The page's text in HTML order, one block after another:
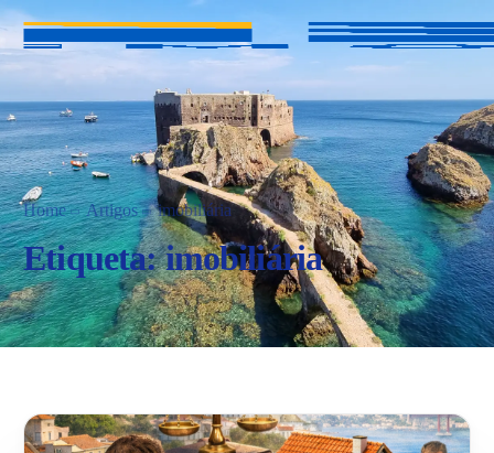
Home Artigos imobiliária
Etiqueta:imobiliária